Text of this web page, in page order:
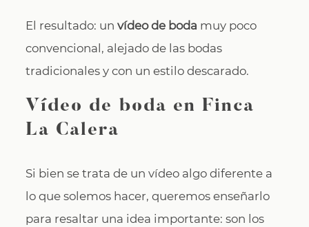
El resultado: unvídeo de boda muy poco
convencional, alejado de las bodas
tradicionales y con un estilo descarado.
Vídeo de boda en Finca
La Calera
Si bien se trata de un vídeo algo diferente a
lo que solemos hacer, queremos enseñarlo
para resaltar una idea importante: son los